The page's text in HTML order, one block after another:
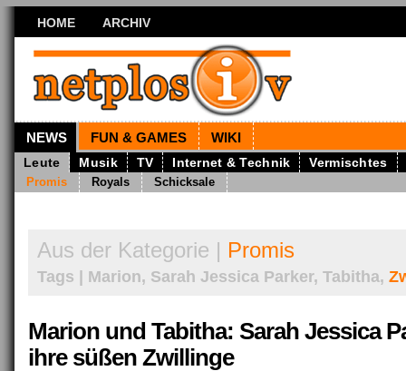
HOME ARCHIV
NEWS FUN & GAMES WIKI
Leute Musik TV Internet & Technik Vermischtes
Promis Royals Schicksale
Aus der Kategorie | Promis
Tags | Marion, Sarah Jessica Parker, Tabitha,
Marion und Tabitha: Sarah Jessica
ihre süßen Zwillinge